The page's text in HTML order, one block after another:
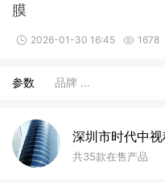
膜
2026-01-30 16:45 1678
参数 品牌 …
共35款在售产品